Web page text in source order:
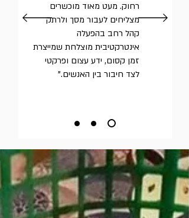
רחוק. מעט מאוד מוכשרים
מצליחים לעבור מסך ולרתק
קהל רחב בהפעלה
אינטרקטיבית מוצלחת שמייצרת
זמן קסום, ידע עצום ופרקטי
לצד חיבור בין האנשים."